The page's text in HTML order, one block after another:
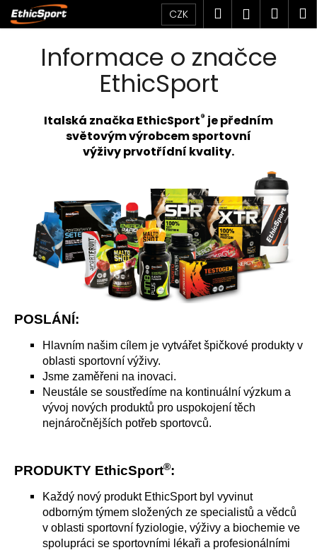
Přejít
na
obsah
CZK Hledat
Informace o značce
EthicSport
Italská značka EthicSport® je předním
světovým výrobcem sportovní
výživy prvotřídní kvality.
POSLÁNÍ:
Hlavním našim cílem je vytvářet špičkové produkty v
oblasti sportovní výživy.
Jsme zaměřeni na inovaci.
Neustále se soustředíme na kontinuální výzkum a
vývoj nových produktů pro uspokojení těch
nejnáročnějších potřeb sportovců.
PRODUKTY EthicSport®:
Každý nový produkt EthicSport byl vyvinut
odborným týmem složených ze specialistů a vědců
v oblasti sportovní fyziologie, výživy a biochemie ve
spolupráci se sportovními lékaři a profesionálními
o
n
HLEDAT